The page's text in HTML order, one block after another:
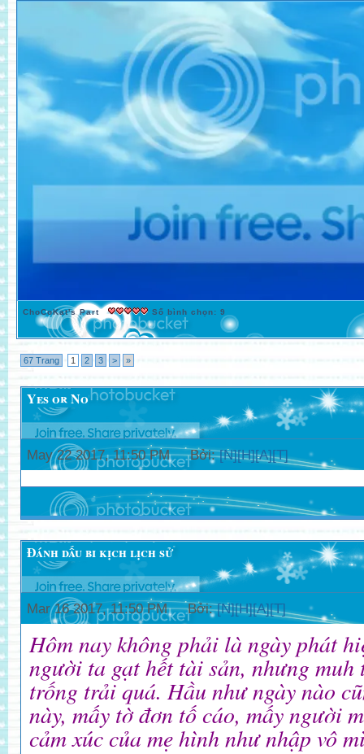
ChoCoKat's Part Số bình chọn: 9
67 Trang 1 2 3 > »
Yes or No
May 22 2017, 11:50 PM Bởi:[N][H][A][T]
Đánh dấu bi kịch lịch sử
Mar 16 2017, 11:50 PM Bởi:[N][H][A][T]
Hôm nay không phải là ngày phát
người ta gạt hết tài sản, nhưng muh
trống trải quá. Hầu như ngày nào
này, mấy tờ đơn tố cáo, mấy người
cảm xúc của mẹ hình như nhập vô